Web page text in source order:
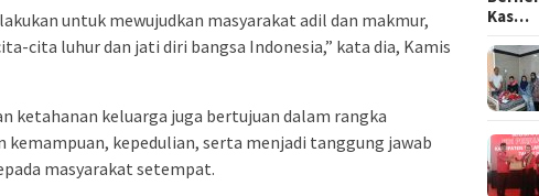
untuk mewujudkan masyarakat adil dan makmur,
cita luhur dan jati diri bangsa Indonesia,” kata dia, Kamis
ketahanan keluarga juga bertujuan dalam rangka
kemampuan, kepedulian, serta menjadi tanggung jawab
masyarakat setempat.
Kas…